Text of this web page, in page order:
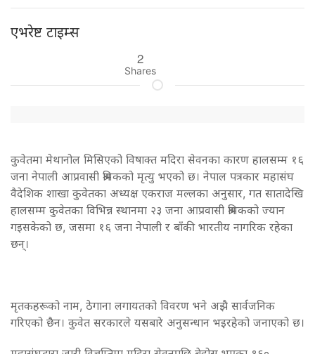
एभरेष्ट टाइम्स
2
Shares
कुवेतमा मेथानोल मिसिएको विषाक्त मदिरा सेवनका कारण हालसम्म १६
जना नेपाली आप्रवासी श्रमिकको मृत्यु भएको छ। नेपाल पत्रकार महासंघ
वैदेशिक शाखा कुवेतका अध्यक्ष एकराज मल्लका अनुसार, गत सातादेखि
हालसम्म कुवेतका विभिन्न स्थानमा २३ जना आप्रवासी श्रमिकको ज्यान
गइसकेको छ, जसमा १६ जना नेपाली र बाँकी भारतीय नागरिक रहेका
छन्।
मृतकहरूको नाम, ठेगाना लगायतको विवरण भने अझै सार्वजनिक
गरिएको छैन। कुवेत सरकारले यसबारे अनुसन्धान भइरहेको जनाएको छ।